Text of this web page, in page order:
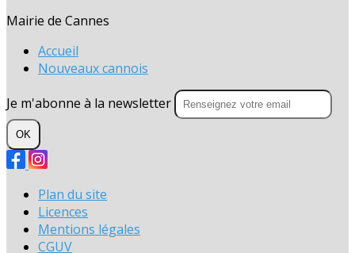
Mairie de Cannes
Accueil
Nouveaux cannois
Je m'abonne à la newsletter
OK
Plan du site
Licences
Mentions légales
CGUV